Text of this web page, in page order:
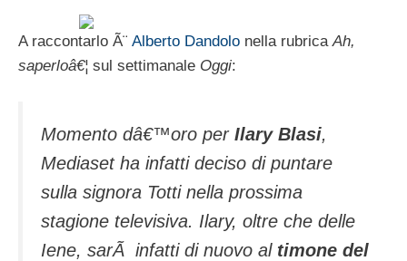
A raccontarlo Ã¨ Alberto Dandolo nella rubricaAh,
saperloâ€¦ sul settimanale Oggi:
Momento dâ€™oro per Ilary Blasi,
Mediaset ha infatti deciso di puntare
sulla signora Totti nella prossima
stagione televisiva. Ilary, oltre che delle
Iene, sarÃ infatti di nuovo al timone del